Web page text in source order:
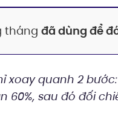
tháng đã dùng để
xoay quanh 2
60%, sau đó đối